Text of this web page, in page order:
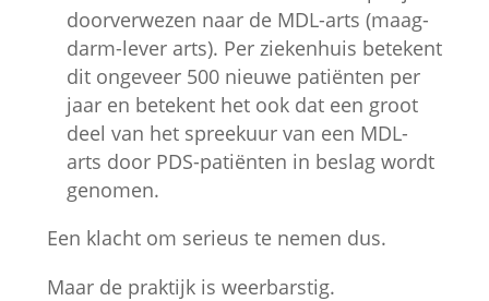
doorverwezen naar de MDL-arts (maag-
darm-lever arts). Per ziekenhuis betekent
dit ongeveer 500 nieuwe patiënten per
jaar en betekent het ook dat een groot
deel van het spreekuur van een MDL-
arts door PDS-patiënten in beslag wordt
genomen.
Een klacht om serieus te nemen dus.
Maar de praktijk is weerbarstig.